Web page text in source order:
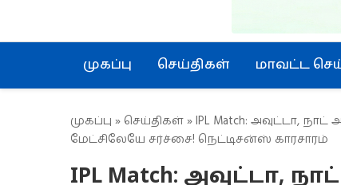
முகப்பு செய்திகள் மாவட்ட
முகப்பு » செய்திகள் » IPL Match: அவுட்டா, நாட்
மேட்சிலேயே சர்ச்சை! நெட்டிசன்ஸ் காரசாரம்
IPL Match: அவுட்டா,